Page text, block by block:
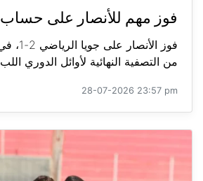
فوز مهم للأنصار على حساب
فوز
من التصفية النهائية لأوائل الدوري
28-07-2026 23:57 pm